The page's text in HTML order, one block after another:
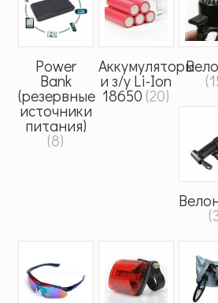
Power
Bank
(резервные
источники
питания)
(8)
Аккумуляторы
и з/у Li-Ion
18650 (20)